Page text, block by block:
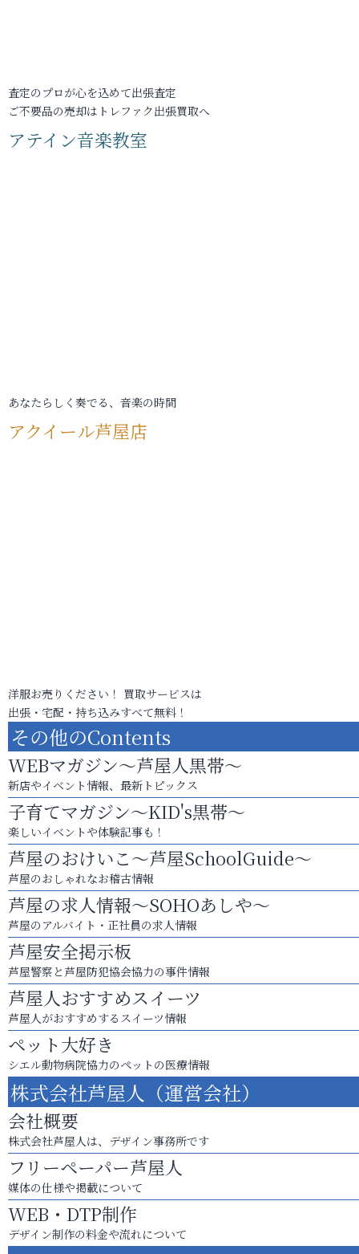
査定のプロが心を込めて出張査定
ご不要品の売却はトレファク出張買取へ
アテイン音楽教室
あなたらしく奏でる、音楽の時間
アクイール芦屋店
洋服お売りください！ 買取サービスは
出張・宅配・持ち込みすべて無料！
その他のContents
WEBマガジン～芦屋人黒帯～
新店やイベント情報、最新トピックス
子育てマガジン～KID's黒帯～
楽しいイベントや体験記事も！
芦屋のおけいこ～芦屋SchoolGuide～
芦屋のおしゃれなお稽古情報
芦屋の求人情報～SOHOあしや～
芦屋のアルバイト・正社員の求人情報
芦屋安全掲示板
芦屋警察と芦屋防犯協会協力の事件情報
芦屋人おすすめスイーツ
芦屋人がおすすめするスイーツ情報
ペット大好き
シエル動物病院協力のペットの医療情報
株式会社芦屋人（運営会社）
会社概要
株式会社芦屋人は、デザイン事務所です
フリーペーパー芦屋人
媒体の仕様や掲載について
WEB・DTP制作
デザイン制作の料金や流れについて